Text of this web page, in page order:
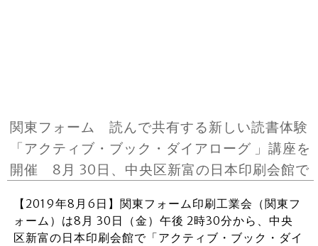
関東フォーム 読んで共有する新しい読書体験
「アクティブ・ブック・ダイアローグ 」講座を
開催 8月 30日、中央区新富の日本印刷会館で
【2019年8月6日】関東フォーム印刷工業会（関東フ
ォーム）は8月 30日（金）午後 2時30分から、中央
区新富の日本印刷会館で「アクティブ・ブック・ダイ